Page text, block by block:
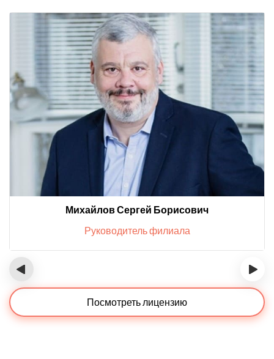
Михайлов Сергей Борисович
Руководитель филиала
‹ ›
Посмотреть лицензию